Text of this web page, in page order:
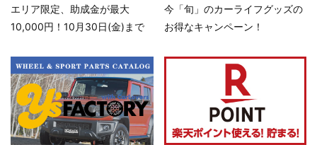
エリア限定、助成金が最大
10,000円！10月30日(金)まで
今「旬」のカーライフグッズの
お得なキャンペーン！